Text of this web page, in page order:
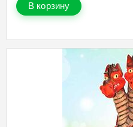
В корзину